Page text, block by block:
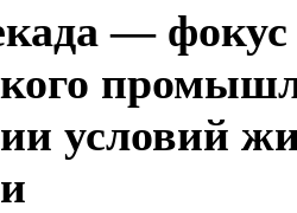
— фокус
условий